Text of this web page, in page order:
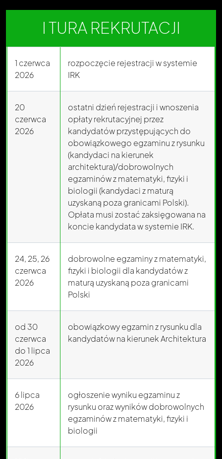
I TURA REKRUTACJI
1 czerwca
2026
rozpoczęcie rejestracji w systemie
IRK
20
czerwca
2026
ostatni dzień rejestracji i wnoszenia
opłaty rekrutacyjnej przez
kandydatów przystępujących do
obowiązkowego egzaminu z rysunku
(kandydaci na kierunek
architektura)/dobrowolnych
egzaminów z matematyki, fizyki i
biologii (kandydaci z maturą
uzyskaną poza granicami Polski).
Opłata musi zostać zaksięgowana na
koncie kandydata w systemie IRK.
24, 25, 26
czerwca
2026
dobrowolne egzaminy z matematyki,
fizyki i biologii dla kandydatów z
maturą uzyskaną poza granicami
Polski
od 30
czerwca
do 1 lipca
2026
obowiązkowy egzamin z rysunku dla
kandydatów na kierunek Architektura
6 lipca
2026
ogłoszenie wyniku egzaminu z
rysunku oraz wyników dobrowolnych
egzaminów z matematyki, fizyki i
biologii